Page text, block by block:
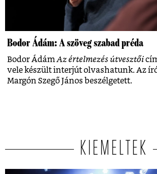
Bodor Ádám: A szöveg szabad préda
Bodor Ádám Az értelmezés útvesztői
vele készült interjút olvashatunk. Az
Margón Szegő János beszélgetett.
KIEMELTEK